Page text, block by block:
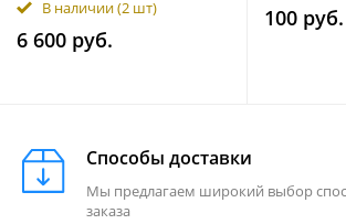
В наличии(2 шт)
6 600 руб.
100 руб.
Способы доставки
Мы предлагаем широкий выбор
заказа